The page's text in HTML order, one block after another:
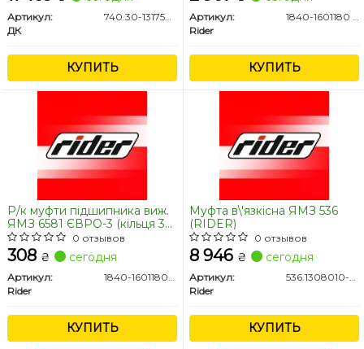
Артикул:
740.30-1317500-10
ДК
КУПИТЬ
Артикул:
1840-1601180 PRO
Rider
КУПИТЬ
Р/к муфти підшипника виж.
ЯМЗ 6581 ЄВРО-3 (кільця 3
наймен.) (RIDER)
0 отзывов
308 ₴ сегодня
Артикул:
1840-1601180-РК
Rider
КУПИТЬ
Муфта в\'язкісна ЯМЗ 536
(RIDER)
0 отзывов
8 946 ₴ сегодня
Артикул:
536.1308010-03
Rider
КУПИТЬ